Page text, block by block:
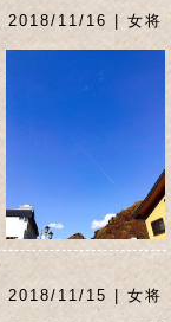
2018/11/16 | 女将
2018/11/15 | 女将